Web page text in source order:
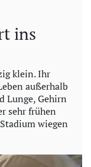
ins
klein. Ihr
außerhalb
Lunge, Gehirn
sehr frühen
wiegen